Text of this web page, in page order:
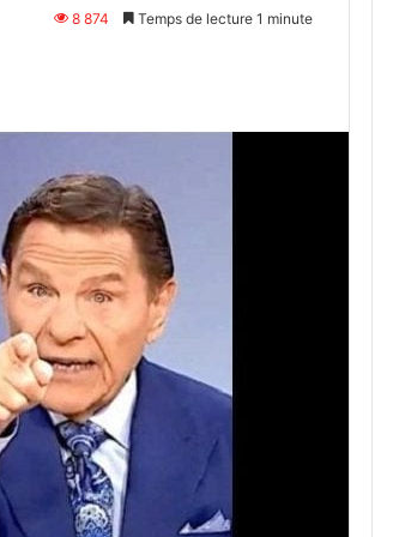
8 874 Temps de lecture 1 minute